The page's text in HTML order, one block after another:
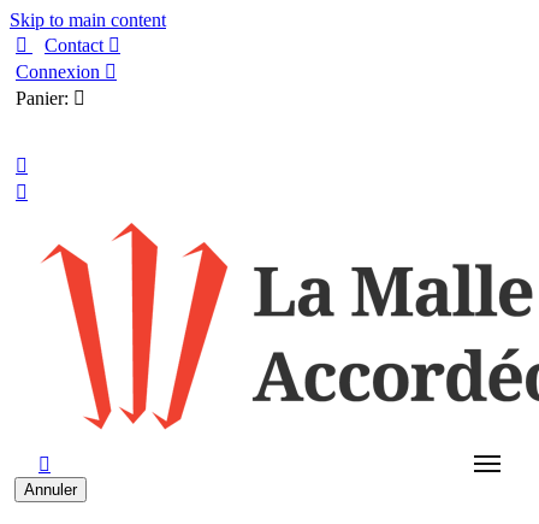
Skip to main content

Contact 
Connexion 
Panier: 



Annuler